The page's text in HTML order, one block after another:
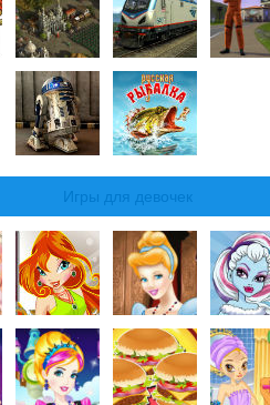
Игры для девочек